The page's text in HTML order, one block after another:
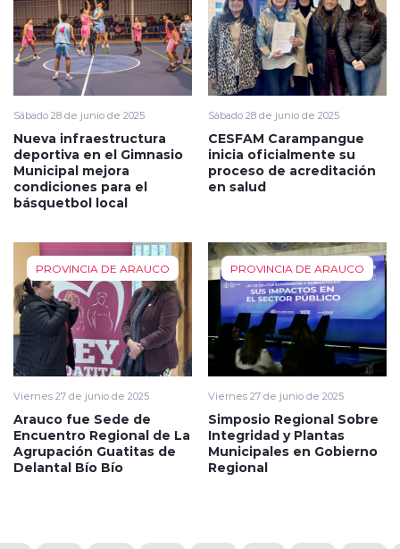
Sábado 28 de junio de 2025
Nueva infraestructura
deportiva en el Gimnasio
Municipal mejora
condiciones para el
básquetbol local
Sábado 28 de junio de 2025
CESFAM Carampangue
inicia oficialmente su
proceso de acreditación
en salud
PROVINCIA DE ARAUCO
Viernes 27 de junio de 2025
Arauco fue Sede de
Encuentro Regional de La
Agrupación Guatitas de
Delantal Bío Bío
PROVINCIA DE ARAUCO
Viernes 27 de junio de 2025
Simposio Regional Sobre
Integridad y Plantas
Municipales en Gobierno
Regional